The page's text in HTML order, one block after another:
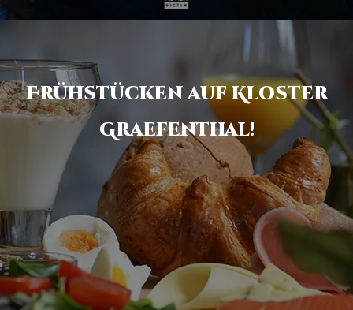
Frühstücken auf Kloster
Graefenthal!